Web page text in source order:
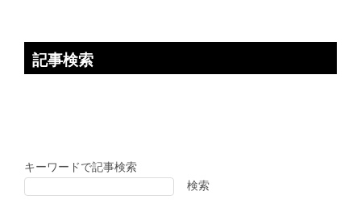
記事検索
キーワードで記事検索
検索